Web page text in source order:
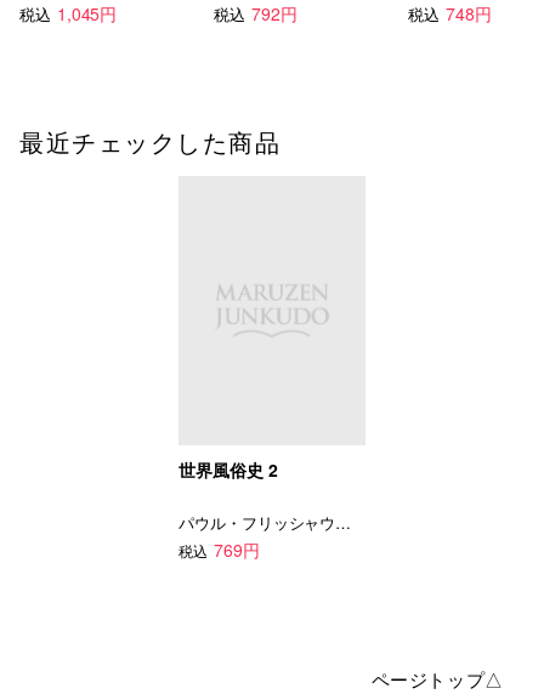
税込 1,045円
税込 792円
税込 748円
最近チェックした商品
世界風俗史 2
パウル・フリッシャウアー
税込 769円
ページトップ△